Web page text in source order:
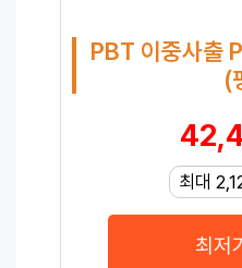
PBT 이중사출
(
최대
최저